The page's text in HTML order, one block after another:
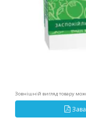
Зовнішній вигляд товару може